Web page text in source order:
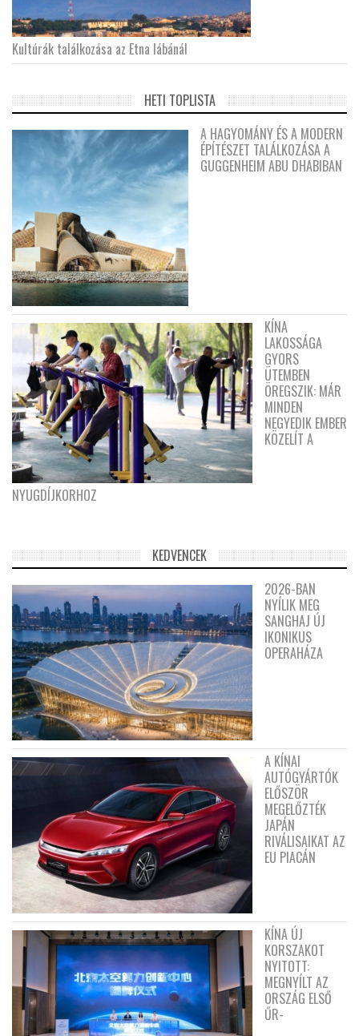
Kultúrák találkozása az Etna lábánál
HETI TOPLISTA
A HAGYOMÁNY ÉS A MODERN
ÉPÍTÉSZET TALÁLKOZÁSA A
GUGGENHEIM ABU DHABIBAN
KÍNA
LAKOSSÁGA
GYORS
ÜTEMBEN
ÖREGSZIK: MÁR
MINDEN
NEGYEDIK EMBER
KÖZELÍT A
NYUGDÍJKORHOZ
KEDVENCEK
2026-BAN
NYÍLIK MEG
SANGHAJ ÚJ
IKONIKUS
OPERAHÁZA
A KÍNAI
AUTÓGYÁRTÓK
ELŐSZÖR
MEGELŐZTÉK
JAPÁN
RIVÁLISAIKAT AZ
EU PIACÁN
KÍNA ÚJ
KORSZAKOT
NYITOTT:
MEGNYÍLT AZ
ORSZÁG ELSŐ
ŰR-